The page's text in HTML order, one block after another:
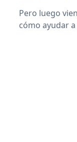
Pero luego
cómo ayudar